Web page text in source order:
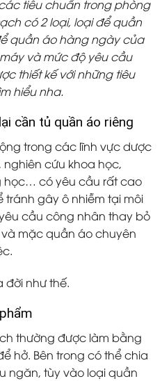
tiêu chuẩn trong phòng
có 2 loại, loại để quần
quần áo hàng ngày của
và mức độ yêu cầu
thiết kế với những tiêu
hiểu nha.
cần tủ quần áo riêng
trong các lĩnh vực dược
cứu khoa học,
học… có yêu cầu rất cao
tránh gây ô nhiễm tại môi
cầu công nhân thay bỏ
mặc quần áo chuyên
đời như thế.
thường được làm bằng
hở. Bên trong có thể chia
ngăn, tùy vào loại quần